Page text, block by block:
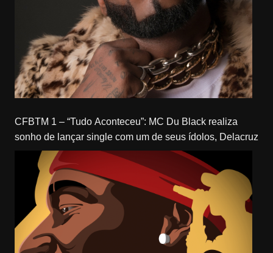
CFBTM 1 – “Tudo Aconteceu”: MC Du Black realiza
sonho de lançar single com um de seus ídolos, Delacruz